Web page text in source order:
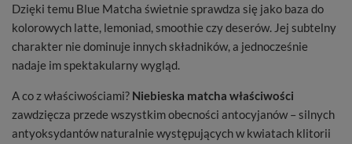
Dzięki temu Blue Matcha świetnie sprawdza się jako baza do
kolorowych latte, lemoniad, smoothie czy deserów. Jej subtelny
charakter nie dominuje innych składników, a jednocześnie
nadaje im spektakularny wygląd.
A co z właściwościami? Niebieska matcha właściwości
zawdzięcza przede wszystkim obecności antocyjanów – silnych
antyoksydantów naturalnie występujących w kwiatach klitorii